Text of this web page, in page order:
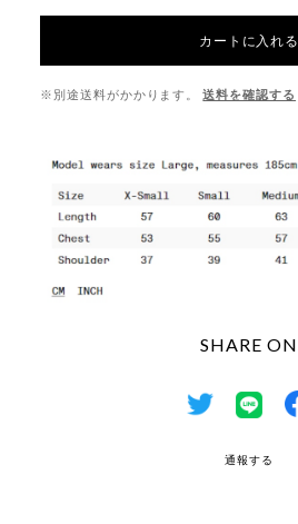
カートに入れる
※別途送料がかかります。 送料を確認する
SHARE ON
通報する